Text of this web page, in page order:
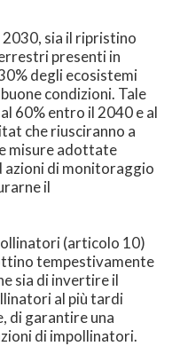
sia il ripristino
presenti in
degli ecosistemi
condizioni. Tale
60% entro il 2040 e al
che riusciranno a
misure adottate
azioni di monitoraggio
il
(articolo 10)
tempestivamente
sia di invertire il
al più tardi
di garantire una
di impollinatori.